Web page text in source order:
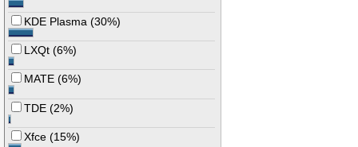
KDE Plasma (30%)
LXQt (6%)
MATE (6%)
TDE (2%)
Xfce (15%)